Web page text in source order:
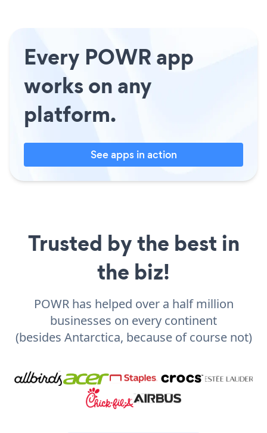
Every POWR app
works on any
platform.
See apps in action
Trusted by the best in
the biz!
POWR has helped over a half million
businesses on every continent
(besides Antarctica, because of course not)